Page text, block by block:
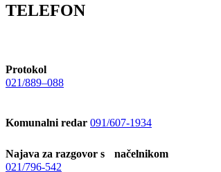
TELEFON
Protokol
021/889–088
Komunalni redar 091/607-1934
Najava za razgovor s načelnikom
021/796-542